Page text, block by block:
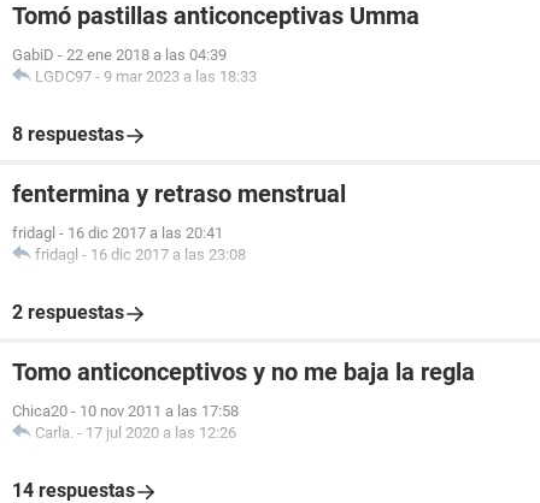
Tomó pastillas anticonceptivas Umma
GabiD - 22 ene 2018 a las 04:39
LGDC97 - 9 mar 2023 a las 18:33
8 respuestas
fentermina y retraso menstrual
fridagl - 16 dic 2017 a las 20:41
fridagl - 16 dic 2017 a las 23:08
2 respuestas
Tomo anticonceptivos y no me baja la regla
Chica20 - 10 nov 2011 a las 17:58
Carla. - 17 jul 2020 a las 12:26
14 respuestas